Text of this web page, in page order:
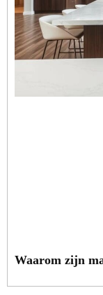
Waarom zijn